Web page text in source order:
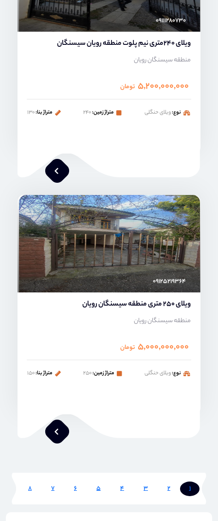
۰۹۱۱۱۲۸۰۷۳۰
ویلای 240متری نیم پلوت منطقه رویان سیسنگان
منطقه سیسنگان رویان
۵,۲۰۰,۰۰۰,۰۰۰ تومان
نوع:ویلای حنگلی متراژ زمین:۲۴۰ متراژ بنا:۱۳۰
ماهرخ فلاح پور
۰۹۱۲۵۲۱۹۳۶۴
ویلای 250 متری منطقه سیسنگان رویان
منطقه سیسنگان رویان
۵,۰۰۰,۰۰۰,۰۰۰ تومان
نوع:ویلای حنگلی متراژ زمین:۲۵۰ متراژ بنا:۱۵۰
1
2
3
4
5
6
7
8